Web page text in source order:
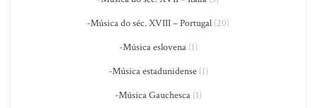
-Música do séc. XVIII – Portugal (20)
-Música eslovena(1)
-Música estadunidense(1)
-Música Gauchesca(1)